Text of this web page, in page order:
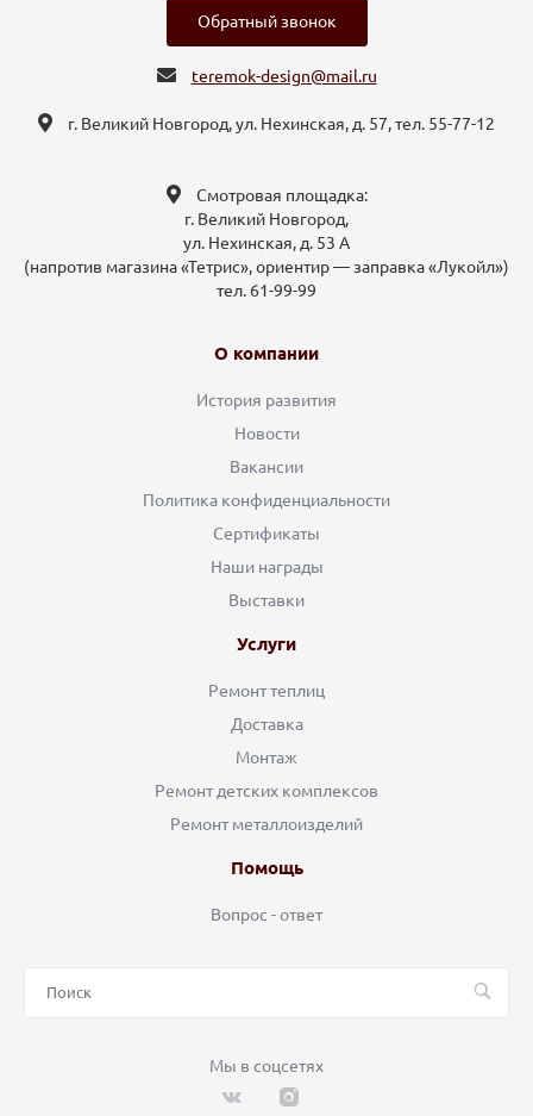
Обратный звонок
teremok-design@mail.ru
г. Великий Новгород, ул. Нехинская, д. 57, тел. 55-77-12
Смотровая площадка:
г. Великий Новгород,
ул. Нехинская, д. 53 А
(напротив магазина «Тетрис», ориентир — заправка «Лукойл»)
тел. 61-99-99
О компании
История развития
Новости
Вакансии
Политика конфиденциальности
Сертификаты
Наши награды
Выставки
Услуги
Ремонт теплиц
Доставка
Монтаж
Ремонт детских комплексов
Ремонт металлоизделий
Помощь
Вопрос - ответ
Мы в соцсетях